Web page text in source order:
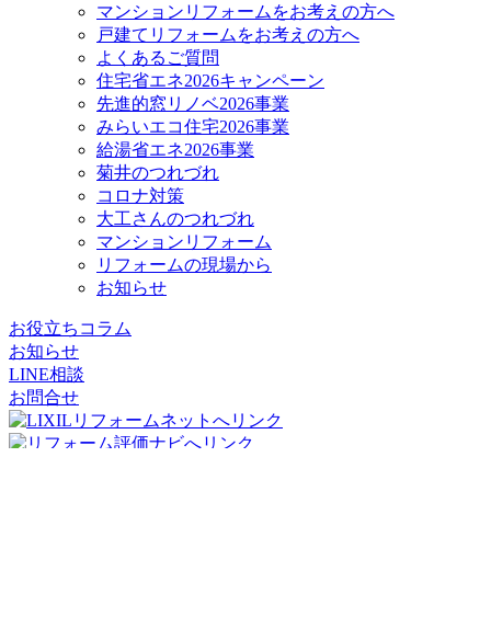
マンションリフォームをお考えの方へ
戸建てリフォームをお考えの方へ
よくあるご質問
住宅省エネ2026キャンペーン
先進的窓リノベ2026事業
みらいエコ住宅2026事業
給湯省エネ2026事業
菊井のつれづれ
コロナ対策
大工さんのつれづれ
マンションリフォーム
リフォームの現場から
お知らせ
お役立ちコラム
お知らせ
LINE相談
お問合せ